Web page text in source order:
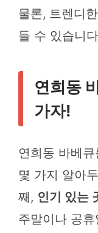
물론, 트렌디
들 수 있습니
연희동
가자!
연희동 바베
몇 가지 알아
째, 인기 있는
주말이나 공